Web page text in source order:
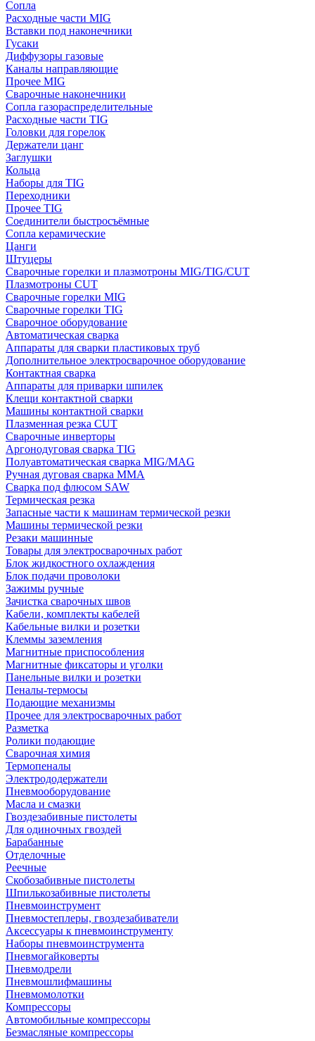
Сопла
Расходные части MIG
Вставки под наконечники
Гусаки
Диффузоры газовые
Каналы направляющие
Прочее MIG
Сварочные наконечники
Сопла газораспределительные
Расходные части TIG
Головки для горелок
Держатели цанг
Заглушки
Кольца
Наборы для TIG
Переходники
Прочее TIG
Соединители быстросъёмные
Сопла керамические
Цанги
Штуцеры
Сварочные горелки и плазмотроны MIG/TIG/CUT
Плазмотроны CUT
Сварочные горелки MIG
Сварочные горелки TIG
Сварочное оборудование
Автоматическая сварка
Аппараты для сварки пластиковых труб
Дополнительное электросварочное оборудование
Контактная сварка
Аппараты для приварки шпилек
Клещи контактной сварки
Машины контактной сварки
Плазменная резка CUT
Сварочные инверторы
Аргонодуговая сварка TIG
Полуавтоматическая сварка MIG/MAG
Ручная дуговая сварка MMA
Сварка под флюсом SAW
Термическая резка
Запасные части к машинам термической резки
Машины термической резки
Резаки машинные
Товары для электросварочных работ
Блок жидкостного охлаждения
Блок подачи проволоки
Зажимы ручные
Зачистка сварочных швов
Кабели, комплекты кабелей
Кабельные вилки и розетки
Клеммы заземления
Магнитные приспособления
Магнитные фиксаторы и уголки
Панельные вилки и розетки
Пеналы-термосы
Подающие механизмы
Прочее для электросварочных работ
Разметка
Ролики подающие
Сварочная химия
Термопеналы
Электрододержатели
Пневмооборудование
Масла и смазки
Гвоздезабивные пистолеты
Для одиночных гвоздей
Барабанные
Отделочные
Реечные
Скобозабивные пистолеты
Шпилькозабивные пистолеты
Пневмоинструмент
Пневмостеплеры, гвоздезабиватели
Аксессуары к пневмоинструменту
Наборы пневмоинструмента
Пневмогайковерты
Пневмодрели
Пневмошлифмашины
Пневмомолотки
Компрессоры
Автомобильные компрессоры
Безмасляные компрессоры